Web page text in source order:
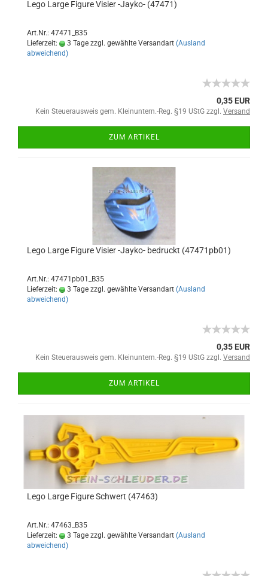
Lego Large Figure Visier -Jayko- (47471)
Art.Nr.: 47471_B35
Lieferzeit:
3 Tage zzgl. gewählte Versandart (Ausland
abweichend)
0,35 EUR
Kein Steuerausweis gem. Kleinuntern.-Reg. §19 UStG zzgl. Versand
ZUM ARTIKEL
Lego Large Figure Visier -Jayko- bedruckt (47471pb01)
Art.Nr.: 47471pb01_B35
Lieferzeit:
3 Tage zzgl. gewählte Versandart (Ausland
abweichend)
0,35 EUR
Kein Steuerausweis gem. Kleinuntern.-Reg. §19 UStG zzgl. Versand
ZUM ARTIKEL
Lego Large Figure Schwert (47463)
Art.Nr.: 47463_B35
Lieferzeit:
3 Tage zzgl. gewählte Versandart (Ausland
abweichend)